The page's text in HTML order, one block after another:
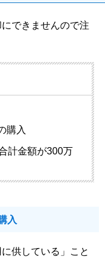
できませんので注
購入
計金額が300万
入
供している」こと